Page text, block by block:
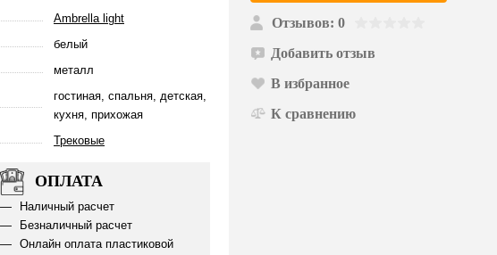
Ambrella light
белый
металл
гостиная, спальня, детская,
кухня, прихожая
Трековые
ОПЛАТА
Наличный расчет
Безналичный расчет
Онлайн оплата пластиковой
Отзывов: 0
Добавить отзыв
В избранное
К сравнению